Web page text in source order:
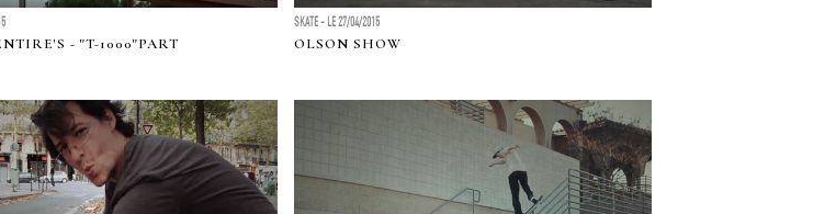
- "T-1000"PART
SKATE - LE 27/04/2015
OLSON SHOW